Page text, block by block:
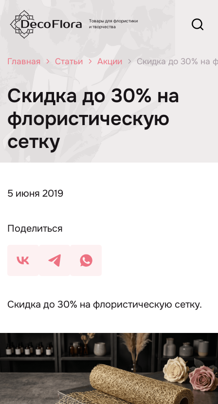
Товары для флористики
и творчества
Главная Статьи Акции Скидка до 30% на
Скидка до 30% на
флористическую
сетку
5 июня 2019
Поделиться
Скидка до 30% на флористическую сетку.